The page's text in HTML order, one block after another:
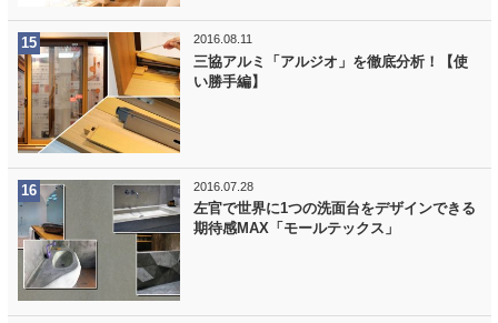
2016.08.11
三協アルミ「アルジオ」を徹底分析！【使
い勝手編】
2016.07.28
左官で世界に1つの洗面台をデザインできる
期待感MAX「モールテックス」